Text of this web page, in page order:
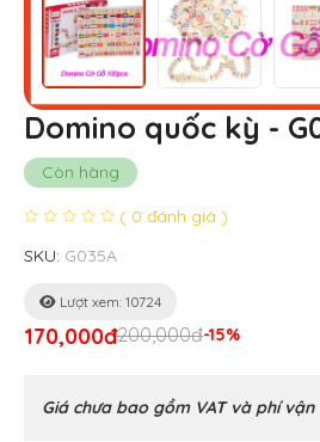
Domino quốc kỳ -
Còn hàng
( 0 đánh giá )
SKU: G035A
Lượt xem: 10724
170,000đ200,000đ-15%
Giá chưa bao gồm VAT và phí vận